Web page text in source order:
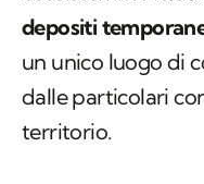
depositi
un unico luogo di
dalle particolari
territorio.